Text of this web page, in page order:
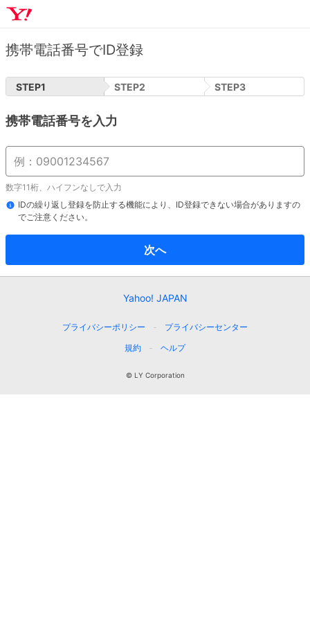
携帯電話番号でID登録
STEP1 STEP2 STEP3
携帯電話番号を入力
数字11桁、ハイフンなしで入力
IDの繰り返し登録を防止する機能により、ID登録できない場合がありますの
でご注意ください。
次へ
Yahoo! JAPAN
プライバシーポリシー
プライバシーセンター
規約
ヘルプ
© LY Corporation